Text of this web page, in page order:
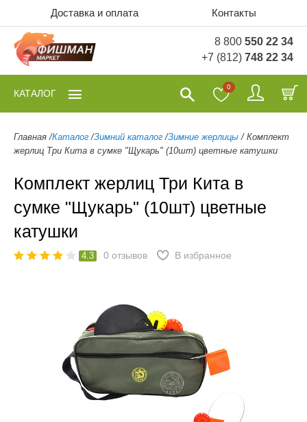
Доставка и оплата Контакты
8 800 550 22 34
+7 (812) 748 22 34
0
КАТАЛОГ
Главная /Каталог /Зимний каталог /Зимние жерлицы / Комплект
жерлиц Три Кита в сумке "Щукарь" (10шт) цветные катушки
Комплект жерлиц Три Кита в
сумке "Щукарь" (10шт) цветные
катушки
4.3 0 отзывов В избранное